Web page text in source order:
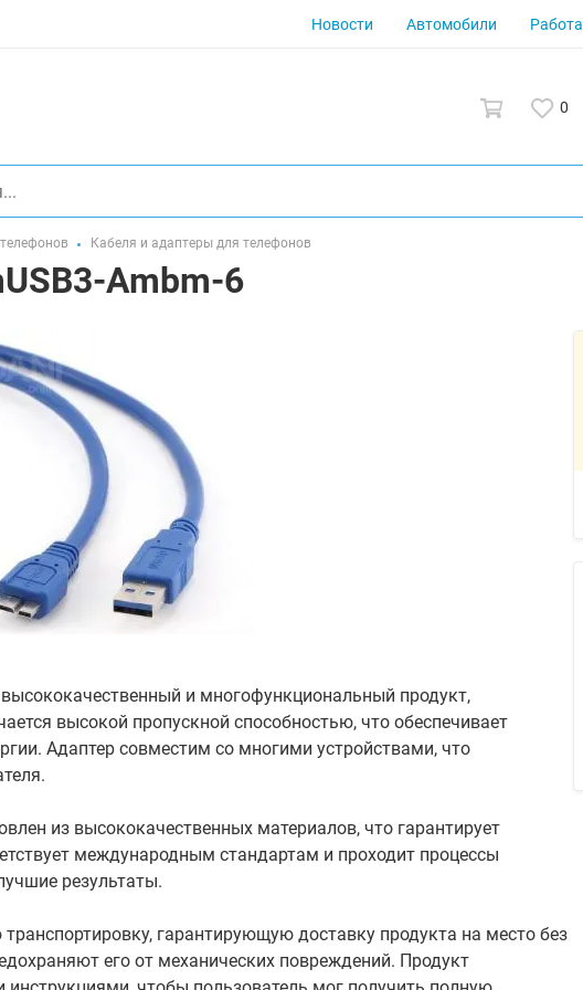
Новости Автомобили Работа
0
Кабеля и адаптеры для телефонов
Ambm-6
и многофункциональный продукт,
высокой пропускной способностью, что обеспечивает
Адаптер совместим со многими устройствами, что
из высококачественных материалов, что гарантирует
международным стандартам и проходит процессы
результаты.
гарантирующую доставку продукта на место без
его от механических повреждений. Продукт